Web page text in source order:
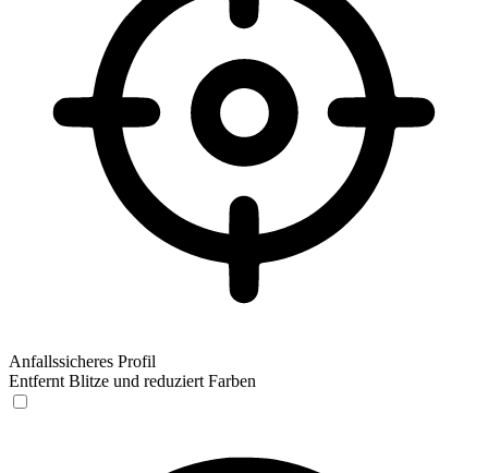
Anfallssicheres Profil
Entfernt Blitze und reduziert Farben